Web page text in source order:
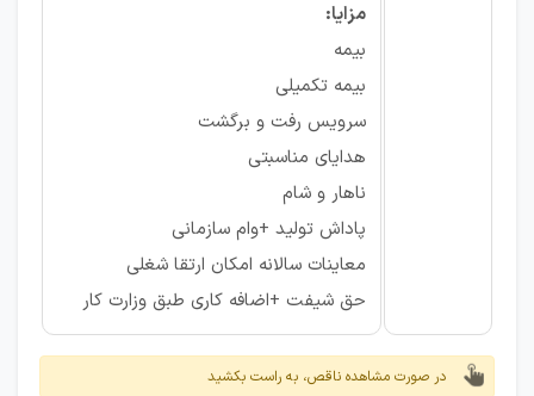
مزایا:
بیمه
بیمه تکمیلی
سرویس رفت و برگشت
هدایای مناسبتی
ناهار و شام
پاداش تولید +وام سازمانی
معاینات سالانه امکان ارتقا شغلی
حق شیفت +اضافه کاری طبق وزارت کار
در صورت مشاهده ناقص، به راست بکشید